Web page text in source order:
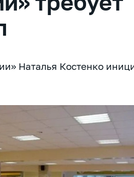
Наталья Костенко